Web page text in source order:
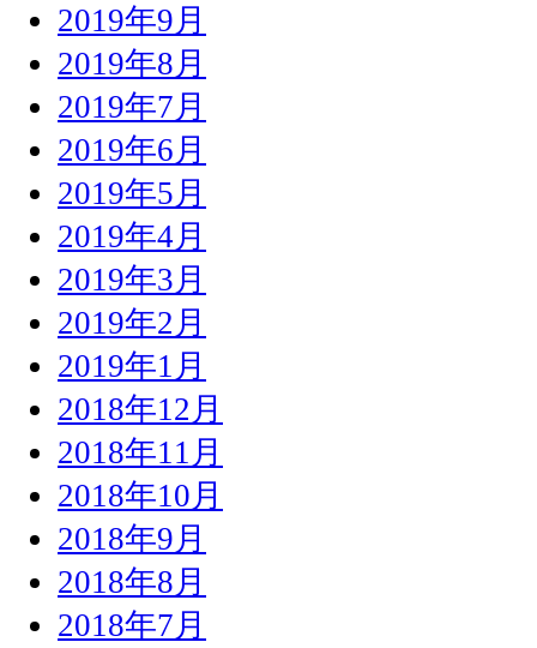
2019年9月
2019年8月
2019年7月
2019年6月
2019年5月
2019年4月
2019年3月
2019年2月
2019年1月
2018年12月
2018年11月
2018年10月
2018年9月
2018年8月
2018年7月